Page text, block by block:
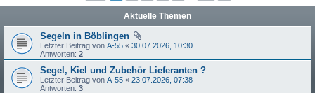
Aktuelle Themen
Segeln in Böblingen
Letzter Beitrag von A-55 « 30.07.2026, 10:30
Antworten: 2
Segel, Kiel und Zubehör Lieferanten ?
Letzter Beitrag von A-55 « 23.07.2026, 07:38
Antworten: 3